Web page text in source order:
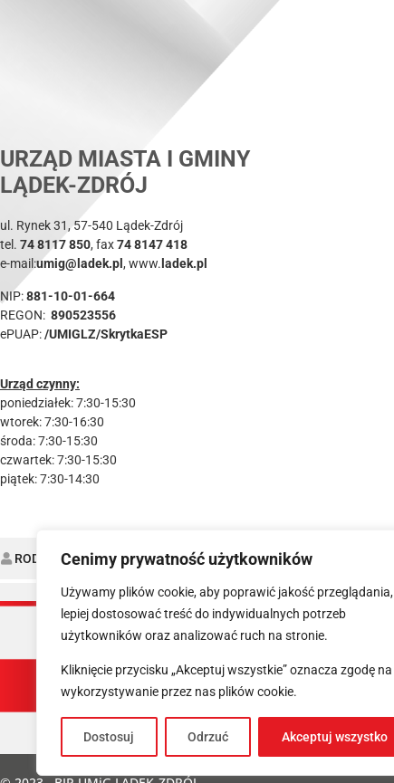
Cenimy prywatność użytkowników
Używamy plików cookie, aby poprawić jakość przeglądania,
lepiej dostosować treść do indywidualnych potrzeb
użytkowników oraz analizować ruch na stronie.
Kliknięcie przycisku „Akceptuj wszystkie” oznacza zgodę na
wykorzystywanie przez nas plików cookie.
Dostosuj Odrzuć Akceptuj wszystko
URZĄD MIASTA I GMINY
LĄDEK-ZDRÓJ
ul. Rynek 31, 57-540 Lądek-Zdrój
tel. 74 8117 850, fax74 8147 418
e-mail:umig@ladek.pl , www. ladek.pl
NIP:881-10-01-664
REGON: 890523556
ePUAP:/UMIGLZ/SkrytkaESP
Urząd czynny:
poniedziałek: 7:30-15:30
wtorek: 7:30-16:30
środa: 7:30-15:30
czwartek: 7:30-15:30
piątek: 7:30-14:30
RODO DEKLARACJA DOSTĘPNOŚCI